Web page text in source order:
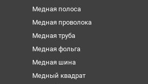
Медная полоса
Медная проволока
Медная труба
Медная фольга
Медная шина
Медный квадрат